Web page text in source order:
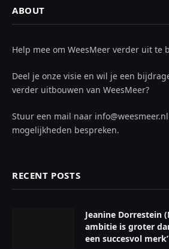
ABOUT
Help mee om WeesMeer verder uit te
Deel je onze visie en wil je een
verder uitbouwen van WeesMeer?
Stuur een mail naar
mogelijkheden bespreken.
RECENT POSTS
Jeanine Dorrestein
ambitie is groter
een succesvol merk’